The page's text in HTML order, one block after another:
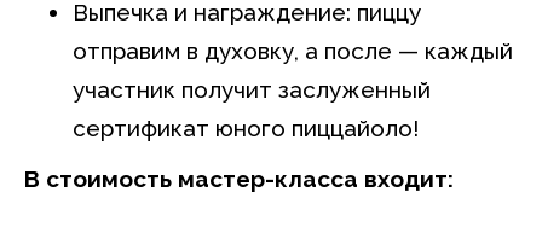
Выпечка и награждение: пиццу
отправим в духовку, а после — каждый
участник получит заслуженный
сертификат юного пиццайоло!
В стоимость мастер-класса входит: